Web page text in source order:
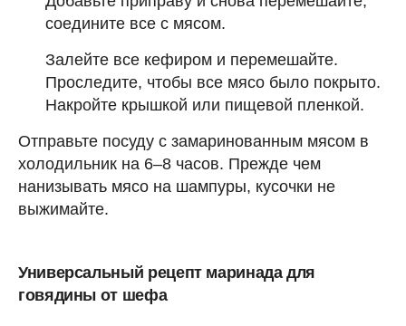
соедините все с мясом.
Залейте все кефиром и перемешайте.
Проследите, чтобы все мясо было покрыто.
Накройте крышкой или пищевой пленкой.
Отправьте посуду с замаринованным мясом в
холодильник на 6–8 часов. Прежде чем
нанизывать мясо на шампуры, кусочки не
выжимайте.
Универсальный рецепт маринада для
говядины от шефа